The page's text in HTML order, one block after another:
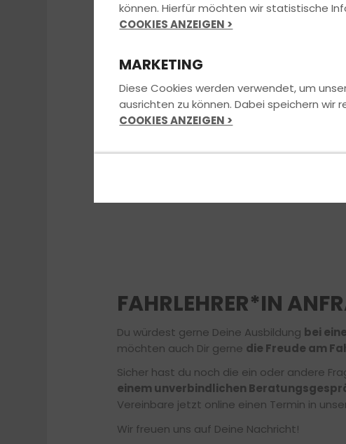
FAHRLEHRER*IN
Du würdest gerne Deine Ausbildung bei
möchten auch Dir gerne die Freude am
Sicher hast du noch die ein oder andere
einem unverbindlichen
Vereinbare jetzt online einen Termin in
Wir freuen uns auf Deine Nachricht!
können. Hierfür möchten wir statistische
COOKIES ANZEIGEN >
MARKETING
Diese Cookies werden verwendet, um
ausrichten zu können. Dabei speichern
COOKIES ANZEIGEN >